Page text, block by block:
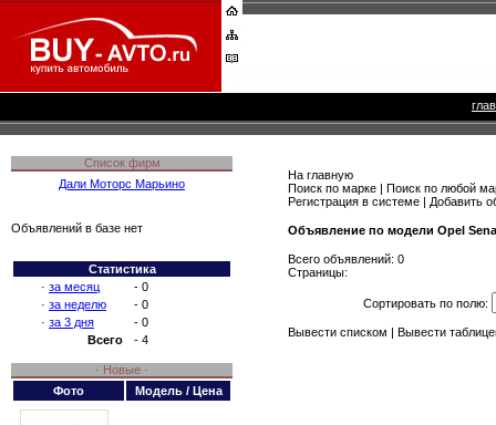
Список фирм
Дали Моторс Марьино
Объявлений в базе нет
Статистика
· за месяц
- 0
· за неделю
- 0
· за 3 дня
- 0
Всего
- 4
· Новые ·
Фото
Модель / Цена
На главную
Поиск по марке | Поиск по любой
Регистрация в системе | Добавить
Объявление по модели Opel
Всего объявлений: 0
Страницы:
Сортировать по полю:
Вывести списком | Вывести